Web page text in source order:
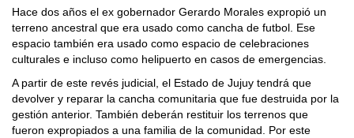
Hace dos años el ex gobernador Gerardo Morales expropió un
terreno ancestral que era usado como cancha de futbol. Ese
espacio también era usado como espacio de celebraciones
culturales e incluso como helipuerto en casos de emergencias.
A partir de este revés judicial, el Estado de Jujuy tendrá que
devolver y reparar la cancha comunitaria que fue destruida por la
gestión anterior. También deberán restituir los terrenos que
fueron expropiados a una familia de la comunidad. Por este